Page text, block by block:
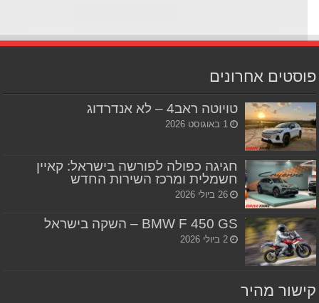
אחרונים
טויוטה ראב4 – לא אנדרדוג
1 באוגוסט 2026
חגיגה כפולה לפורשה בישראל: קאיין
חשמלית ומרכז השירות החדש
26 ביולי 2026
BMW F 450 GS – השקה בישראל
2 ביולי 2026
מהיר